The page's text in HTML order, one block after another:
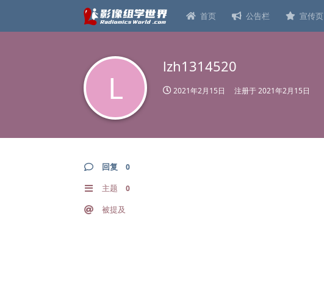
首页 公告栏 宣传页
L
lzh1314520
2021年2月15日 注册于2021年2月15日
回复 0
主题 0
被提及